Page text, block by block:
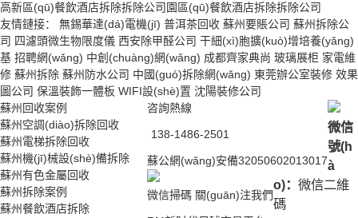
高新區(qū)餐飲酒店拆除拆除公司 園區(qū)餐飲酒店拆除拆除公司
友情鏈接：
無錫華達(dá)電機(jī) 普洱茶回收 蘇州要賬公司 蘇州拆除公
司 四濾頭微生物限度儀 西安除甲醛公司 干細(xì)胞擴(kuò)增培養(yǎng)
基 招聘網(wǎng) 中創(chuàng)網(wǎng) 成都齊家典尚 玻璃展柜 家電維
修 蘇州拆除 蘇州防水公司 中國(guó)拆除網(wǎng) 東莞辦公室裝修 效果
圖公司 保溫裝飾一體板 WIFI設(shè)置 沈陽裝修公司
蘇州回收案例
蘇州空調(diào)拆除回收
蘇州電梯拆除回收
蘇州機(jī)械設(shè)備拆除
蘇州有色金屬回收
蘇州拆除案例
蘇州餐飲酒店拆除
咨詢熱線
138-1486-2501
蘇公網(wǎng)安備32050602013017
微信掃碼 關(guān)注我們
微信
號(h
à
o)： 微信二維
碼